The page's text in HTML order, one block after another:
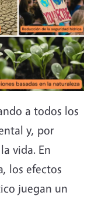
a todos los
y, por
vida. En
los efectos
juegan un